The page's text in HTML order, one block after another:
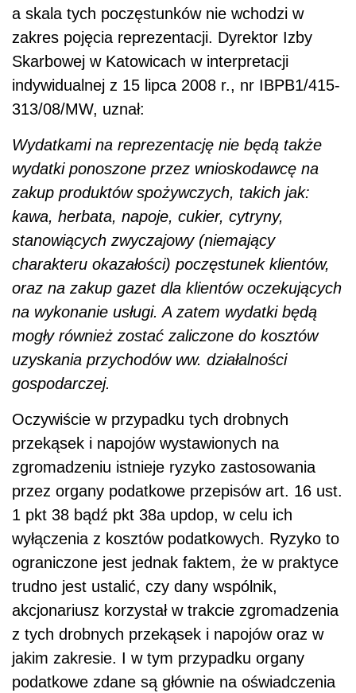
a skala tych poczęstunków nie wchodzi w
zakres pojęcia reprezentacji. Dyrektor Izby
Skarbowej w Katowicach w interpretacji
indywidualnej z 15 lipca 2008 r., nr IBPB1/415-
313/08/MW, uznał:
Wydatkami na reprezentację nie będą także
wydatki ponoszone przez wnioskodawcę na
zakup produktów spożywczych, takich jak:
kawa, herbata, napoje, cukier, cytryny,
stanowiących zwyczajowy (niemający
charakteru okazałości) poczęstunek klientów,
oraz na zakup gazet dla klientów oczekujących
na wykonanie usługi. A zatem wydatki będą
mogły również zostać zaliczone do kosztów
uzyskania przychodów ww. działalności
gospodarczej.
Oczywiście w przypadku tych drobnych
przekąsek i napojów wystawionych na
zgromadzeniu istnieje ryzyko zastosowania
przez organy podatkowe przepisów art. 16 ust.
1 pkt 38 bądź pkt 38a updop, w celu ich
wyłączenia z kosztów podatkowych. Ryzyko to
ograniczone jest jednak faktem, że w praktyce
trudno jest ustalić, czy dany wspólnik,
akcjonariusz korzystał w trakcie zgromadzenia
z tych drobnych przekąsek i napojów oraz w
jakim zakresie. I w tym przypadku organy
podatkowe zdane są głównie na oświadczenia